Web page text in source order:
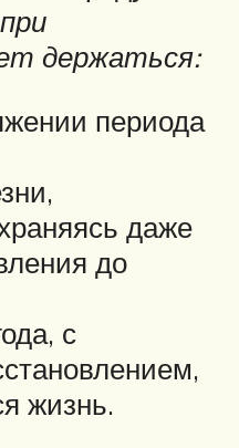
держаться:
периода
даже
до
с
жизнь.